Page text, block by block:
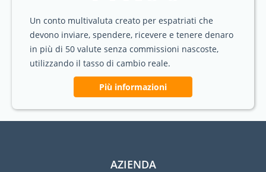
Un conto multivaluta creato per espatriati che
devono inviare, spendere, ricevere e tenere denaro
in più di 50 valute senza commissioni nascoste,
utilizzando il tasso di cambio reale.
Più informazioni
AZIENDA